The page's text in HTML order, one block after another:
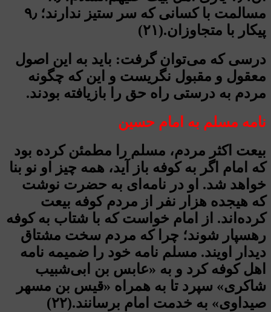
مسالمت با کسانی که سر ستیز ندارند؛ ۹٫
پیکار با متجاوزان.(۲۱)
درسی که می‌توان گرفت: باید به این اصول
معقول و مقبول نگریست و این که چگونه
مردم به درستی راه حق را بازیافته بودند.
نامه مسلم به امام حسین
بیعت اکثر مردم، مسلم را مطمئن کرده بود
که امام اگر به کوفه باز آید، همه چیز او نو بنا
خواهد شد. او در نامه‌ای به حضرت نوشت
که هیجده هزار نفر از مردم کوفه بیعت
کرده‌اند. از امام خواست که با شتاب به کوفه
رهسپار شوند؛ چرا که مردم سخت مشتاق
دیدار اویند. مسلم نامه خود را ضمیمه نامه
اهل کوفه کرد و به «عابس بن ابی‌شبیب
شاکری» سپرد تا به همراه «قیس بن مسهر
صیداوی» به خدمت امام برسانند.(۲۲)